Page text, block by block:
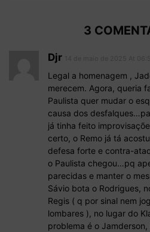
3
Djr
Legal a homenagem ,
merecem. Agora, queria
Paulista quer mudar o
causa dos
já tinha feito
certo, o Remo já tá
defesa forte e contra-
o Paulista chegou…pq
parecidas e manter o
Sávio bota o Rodrigues,
Regis ( q por sinal nem
lombares ), no lugar do
problema é o